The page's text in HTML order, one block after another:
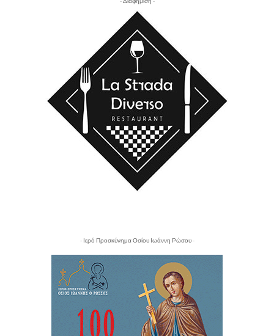
- Ιερό Προσκύνημα Οσίου Ιωάννη Ρώσου -